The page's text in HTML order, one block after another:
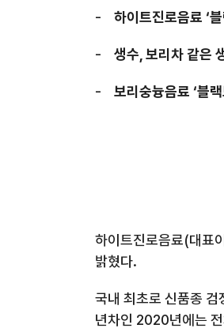
- 하이트진로음료 ‘
- 생수 보리차 같은
- 보리숭늉음료 ‘블랙
하이트진로음료(대표
밝혔다.
국내 최초로 신품종 검
년차인 2020년에는 전